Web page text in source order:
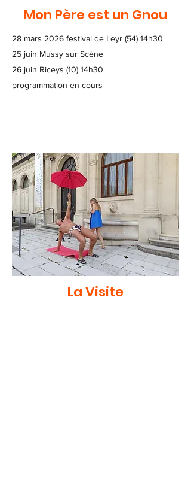
Mon Père est un Gnou
28 mars 2026 festival de Leyr (54) 14h30
25 juin Mussy sur Scène
26 juin Riceys (10) 14h30
programmation en cours
La Visite